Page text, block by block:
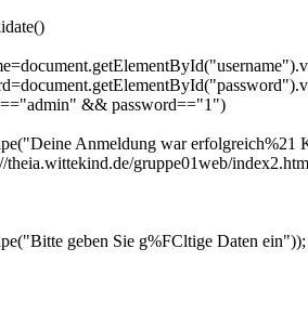
&& password=="1")
Anmeldung war
theia.wittekind.de/gruppe01web/
geben Sie g%FCltige Daten ein"));